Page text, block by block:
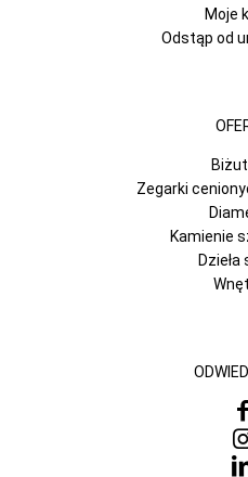
Moje
Odstąp od
Zegarki
Kamienie